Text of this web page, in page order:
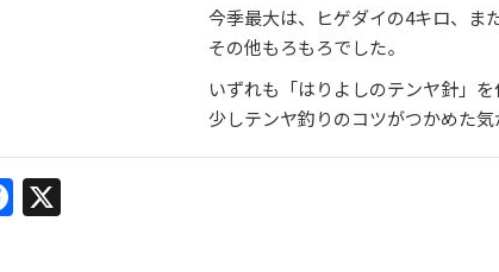
今季最大は、ヒゲダイの4キロ、ま
その他もろもろでした。
いずれも「はりよしのテンヤ針」
少しテンヤ釣りのコツがつかめた気
Facebook